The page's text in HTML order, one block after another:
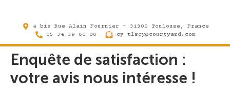
4 bis Rue Alain Fournier - 31300 Toulouse, France
05 34 39 80 00
cy.tlscy@courtyard.com
Enquête de satisfaction :
votre avis nous intéresse !